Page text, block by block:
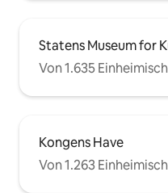
Statens Museum for
Von 1.635
Kongens Have
Von 1.263